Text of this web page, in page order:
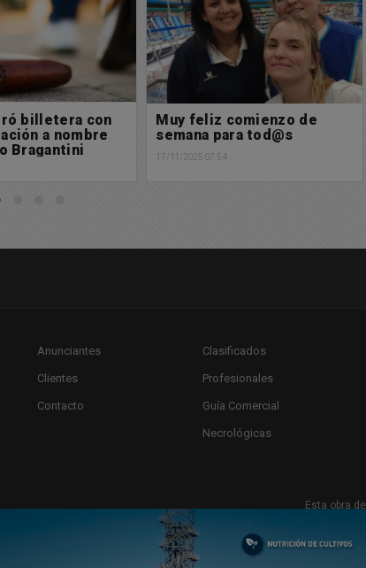
de
tod@s
Muy feliz domingo para
tod@s
16/11/2025 07:32
Anunciantes
Clientes
Contacto
Clasificados
Profesionales
Guía Comercial
Necrológicas
Esta obra de